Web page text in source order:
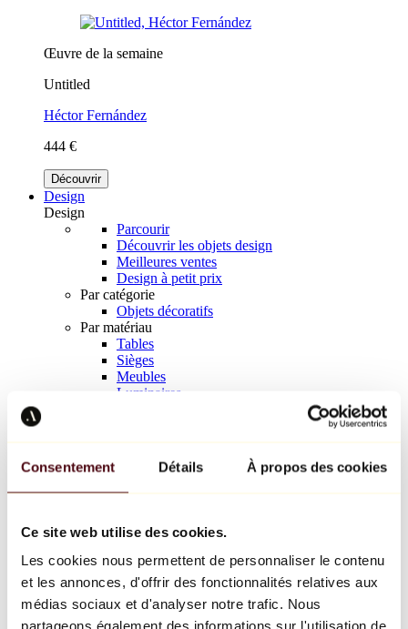
Consentement Détails À propos des cookies
Ce site web utilise des cookies.
Les cookies nous permettent de personnaliser le contenu
et les annonces, d'offrir des fonctionnalités relatives aux
médias sociaux et d'analyser notre trafic. Nous
partageons également des informations sur l'utilisation de
Œuvre de la semaine
Untitled
Héctor Fernández
444 €
Découvrir
Design
Design
Parcourir
Découvrir les objets design
Meilleures ventes
Design à petit prix
Par catégorie
Objets décoratifs
Par matériau
Tables
Sièges
Meubles
Luminaires
Richard Orlinski
Keith Haring
Jeff Koons
Jean-Michel Basquiat
Tous les designers
Œuvre de la semaine